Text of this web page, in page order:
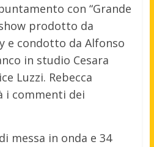
con “Grande
prodotto da
e condotto da Alfonso
in studio Cesara
Luzzi. Rebecca
i commenti dei
messa in onda e 34